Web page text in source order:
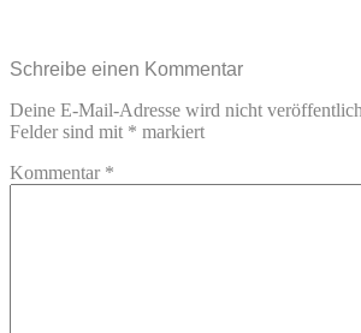
Schreibe einen Kommentar
Deine E-Mail-Adresse wird nicht
Felder sind mit * markiert
Kommentar *